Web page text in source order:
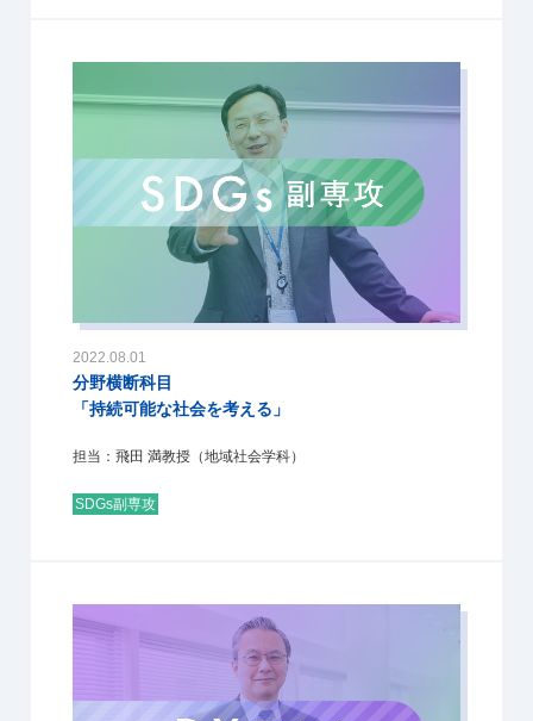
2022.08.01
分野横断科目
「持続可能な社会を考える」
担当：飛田 満教授（地域社会学科）
SDGs副専攻